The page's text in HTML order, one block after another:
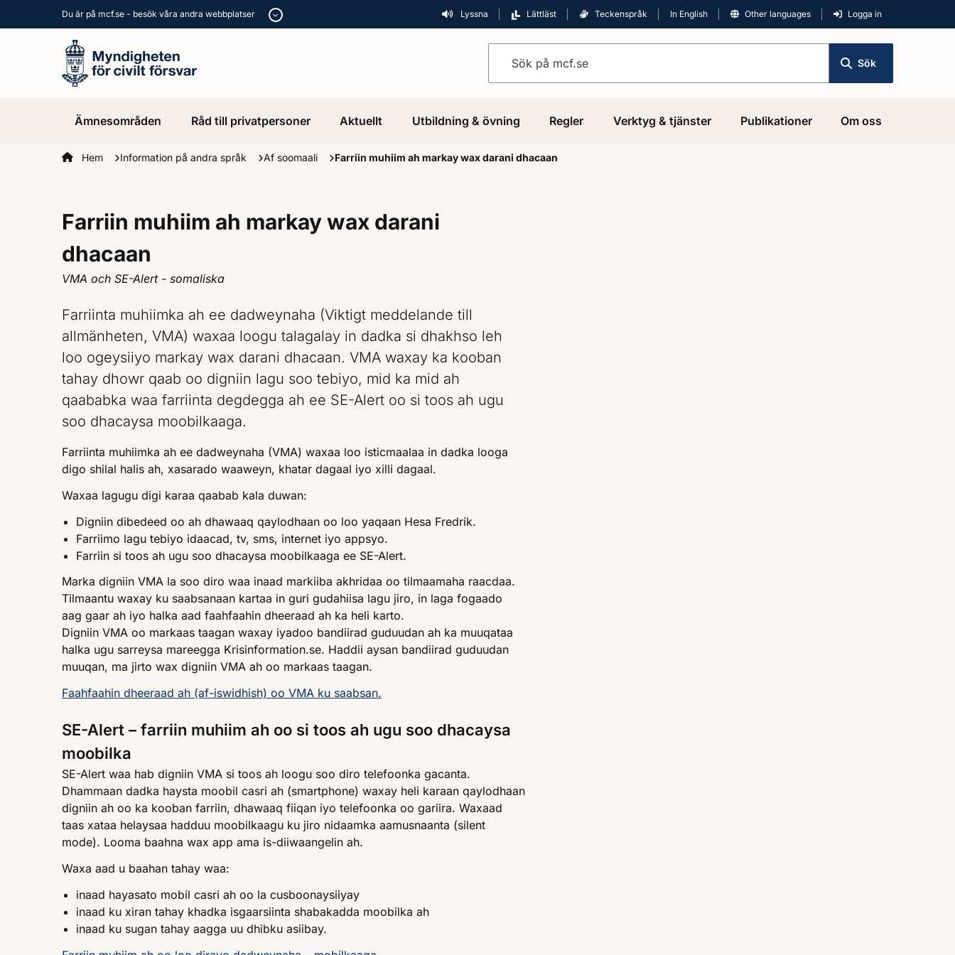
Du är på mcf.se - besök våra andra webbplatser Lyssna Lättläst Teckenspråk In English Other languages Logga in
Sök
Ämnesområden Råd till privatpersoner Aktuellt Utbildning & övning Regler Verktyg & tjänster Publikationer Om oss
Startsidan
Hem Information på andra språk Af soomaali Farriin muhiim ah markay wax darani dhacaan
Farriin muhiim ah markay wax darani
dhacaan
VMA och SE-Alert - somaliska
Farriinta muhiimka ah ee dadweynaha (Viktigt meddelande till
allmänheten, VMA) waxaa loogu talagalay in dadka si dhakhso leh
loo ogeysiiyo markay wax darani dhacaan. VMA waxay ka kooban
tahay dhowr qaab oo digniin lagu soo tebiyo, mid ka mid ah
qaababka waa farriinta degdegga ah ee SE-Alert oo si toos ah ugu
soo dhacaysa moobilkaaga.
Farriinta muhiimka ah ee dadweynaha (VMA) waxaa loo isticmaalaa in dadka looga
digo shilal halis ah, xasarado waaweyn, khatar dagaal iyo xilli dagaal.
Waxaa lagugu digi karaa qaabab kala duwan:
Digniin dibedeed oo ah dhawaaq qaylodhaan oo loo yaqaan Hesa Fredrik.
Farriimo lagu tebiyo idaacad, tv, sms, internet iyo appsyo.
Farriin si toos ah ugu soo dhacaysa moobilkaaga ee SE-Alert.
Marka digniin VMA la soo diro waa inaad markiiba akhridaa oo tilmaamaha raacdaa.
Tilmaantu waxay ku saabsanaan kartaa in guri gudahiisa lagu jiro, in laga fogaado
aag gaar ah iyo halka aad faahfaahin dheeraad ah ka heli karto.
Digniin VMA oo markaas taagan waxay iyadoo bandiirad guduudan ah ka muuqataa
halka ugu sarreysa mareegga Krisinformation.se. Haddii aysan bandiirad guduudan
muuqan, ma jirto wax digniin VMA ah oo markaas taagan.
Faahfaahin dheeraad ah (af-iswidhish) oo VMA ku saabsan.
SE-Alert – farriin muhiim ah oo si toos ah ugu soo dhacaysa
moobilka
SE-Alert waa hab digniin VMA si toos ah loogu soo diro telefoonka gacanta.
Dhammaan dadka haysta moobil casri ah (smartphone) waxay heli karaan qaylodhaan
digniin ah oo ka kooban farriin, dhawaaq fiiqan iyo telefoonka oo gariira. Waxaad
taas xataa helaysaa hadduu moobilkaagu ku jiro nidaamka aamusnaanta (silent
mode). Looma baahna wax app ama is-diiwaangelin ah.
Waxa aad u baahan tahay waa:
inaad hayasato mobil casri ah oo la cusboonaysiiyay
inaad ku xiran tahay khadka isgaarsiinta shabakadda moobilka ah
inaad ku sugan tahay aagga uu dhibku asiibay.